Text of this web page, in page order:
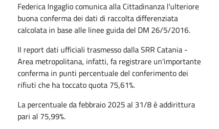
Federica Ingaglio comunica alla Cittadinanza l'ulteriore
buona conferma dei dati di raccolta differenziata
calcolata in base alle linee guida del DM 26/5/2016.
Il report dati ufficiali trasmesso dalla SRR Catania -
Area metropolitana, infatti, fa registrare un'importante
conferma in punti percentuale del conferimento dei
rifiuti che ha toccato quota 75,61%.
La percentuale da febbraio 2025 al 31/8 è addirittura
pari al 75,99%.